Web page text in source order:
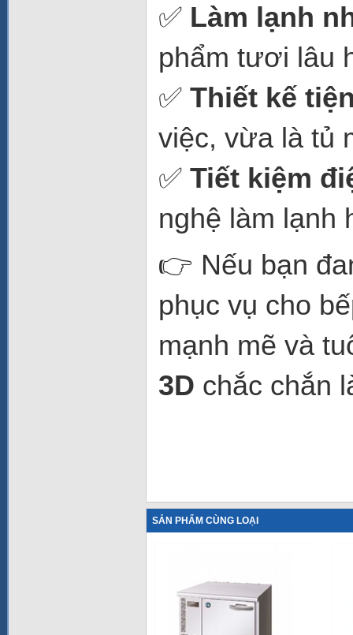
✅ Làm lạnh
phẩm tươi lâu
✅ Thiết kế
việc, vừa là tủ
✅ Tiết kiệm
nghệ làm lạnh
👉 Nếu bạn
phục vụ cho
mạnh mẽ và
3D chắc chắn
SẢN PHẨM CÙNG LOẠI